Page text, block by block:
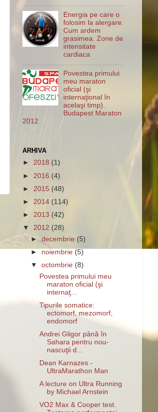
Energia pe care o
folosim la alergare.
Cum ardem
grasimea. Zone de
intensitate
cardiaca
Povestea primului
meu maraton
oficial (şi
internaţional în
acelaşi timp).
Budapest Maraton
2012
ARHIVA
► 2018 (1)
► 2016 (4)
► 2015 (48)
► 2014 (114)
► 2013 (42)
▼ 2012 (28)
►decembrie (5)
► noiembrie (5)
▼octombrie (8)
Povestea primului meu
maraton oficial (şi
internaţ...
Tipurile somatice:
ectomorf, mezomorf,
endomorf
Andrei Gligor până în
Sahara pentru nou-
nascuţii d...
Dean Karnazes -
UltraMarathon Man
A lecture on Ultra Running
by Michael Arnstein
VO2 Max & Cooper test.